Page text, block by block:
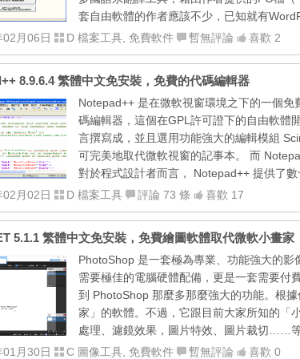
套自由軟體的作者應該不少，已知就有
月06日
D 檔案工具 免費軟件 暫無評論 喜歡 2
8.9.6.4 繁體中文免安裝，免費的代碼編輯器
Notepad++ 是在微軟視窗環境之下的一個
碼編輯器，這個在GPL許可證下的自由軟體
言撰寫成，並且選用功能強大的編輯模組
可完美地取代微軟視窗的記事本。 而
對於程式設計者而言， Notepad++ 提供了數
月02日
D 檔案工具 評論 73 條 喜歡 17
5.1.1 繁體中文免安裝，免費繪圖軟體取代微軟小畫家
PhotoShop 是一套極為專業、功能強大的
需要極佳的電腦硬體配備，更是一套需要付
到 PhotoShop 那麼多那麼強大的功能。根
家」的軟體。不過，它跟目前大家所知的「
處理、濾鏡效果，圖片特效、圖片裁切……
月30日
C 圖像工具 免費軟件 暫無評論 喜歡 0